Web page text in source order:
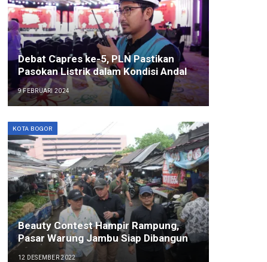
Debat Capres ke-5, PLN Pastikan
Pasokan Listrik dalam Kondisi Andal
9 FEBRUARI 2024
KOTA BOGOR
Beauty Contest Hampir Rampung,
Pasar Warung Jambu Siap Dibangun
12 DESEMBER 2022